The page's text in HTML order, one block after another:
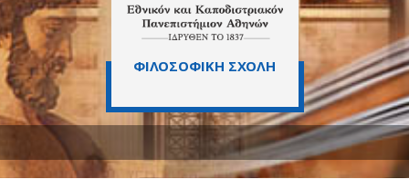
ΦΙΛΟΣΟΦΙΚΗ ΣΧΟΛΗ